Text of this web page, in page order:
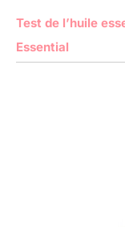
Test de l’huile
Essential